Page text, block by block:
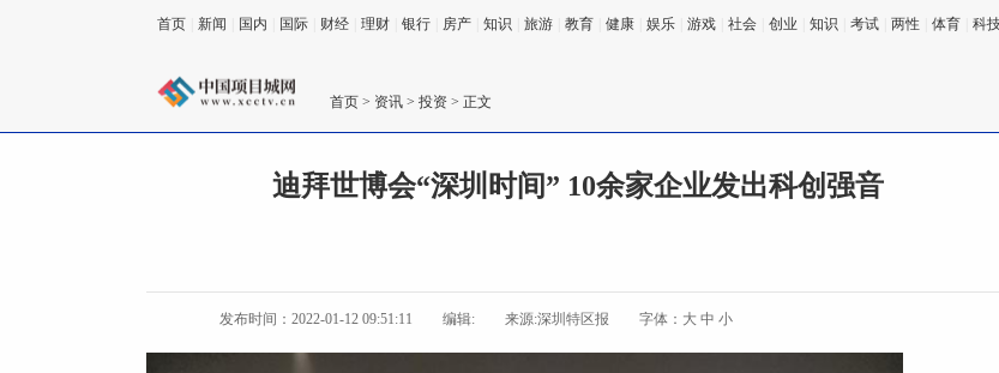
首页 新闻 国内 国际 财经 理财 银行 房产 知识 旅游 教育 健康 娱乐 游戏 社会 创业 知识 考试 两性 体育 科
首页 > 资讯 > 投资 > 正文
迪拜世博会“深圳时间” 10余家企业发出科创强音
发布时间：2022-01-12 09:51:11 编辑: 来源:深圳特区报 字体： 大 中 小